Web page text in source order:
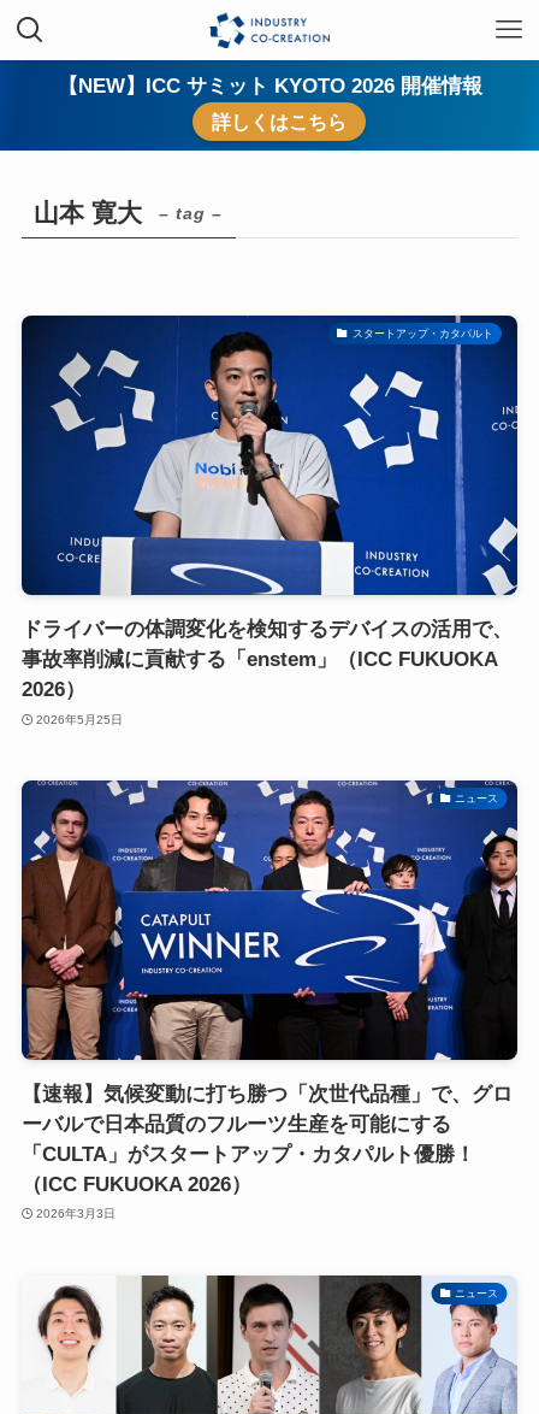
【NEW】ICC サミット KYOTO 2026 開催情報
詳しくはこちら
山本 寛大 – tag –
スタートアップ・カタパルト
ドライバーの体調変化を検知するデバイスの活用で、
事故率削減に貢献する「enstem」（ICC FUKUOKA
2026）
2026年5月25日
ニュース
【速報】気候変動に打ち勝つ「次世代品種」で、グロ
ーバルで日本品質のフルーツ生産を可能にする
「CULTA」がスタートアップ・カタパルト優勝！
（ICC FUKUOKA 2026）
2026年3月3日
ニュース